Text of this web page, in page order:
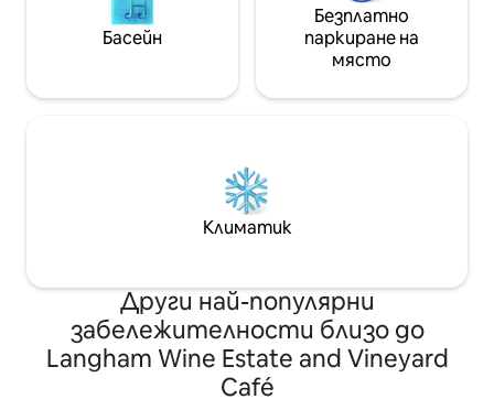
Басейн
Безплатно
паркиране на
място
Климатик
Други най-популярни
забележителности близо до
Langham Wine Estate and Vineyard
Café